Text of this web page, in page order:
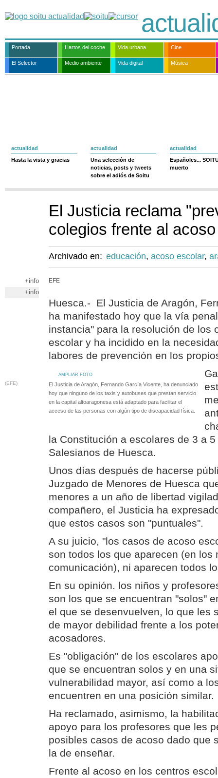
Portada Hartos del coche Vida urbana Cine
El Selector Medio ambiente Vida digital Música
actualidad
Hasta la vista y gracias
actualidad
Una selección de
noticias, posts y tweets
sobre el adiós de Soitu
actualidad
Españoles...
muerto
El Justicia reclama
colegios frente al
Archivado en: educación, acoso escolar,
+info
+info
EFE
Huesca.- El Justicia de Aragón,
ha manifestado hoy que la vía
instancia" para la resolución de los
escolar y ha incidido en la
labores de prevención en los
AMPLIAR FOTO
(EFE)
El Justicia de Aragón, Fernando García Vicente, ha denunciado
hoy que ninguno de los taxis y autobuses que prestan servicio
en la capital altoaragonesa está adaptado para facilitar el
acceso de las personas con algún tipo de discapacidad física.
la Constitución a escolares de 3 a
Salesianos de Huesca.
Unos días después de hacerse
Juzgado de Menores de Huesca
menores a un año de libertad
compañero, el Justicia ha
que estos casos son "puntuales".
A su juicio, "los casos de acoso
son todos los que aparecen (en los
comunicación), ni aparecen todos
En su opinión. los niños y
son los que se encuentran "solos"
el que se desenvuelven, lo que les
de mayor debilidad frente a los
acosadores.
Es "obligación" de los escolares
que se encuentran solos y en una
vulnerabilidad mayor, así como a
encuentren en una posición similar.
Ha reclamado, asimismo, la
apoyo para los profesores que les
posibles casos de acoso dado que
la de enseñar.
Frente al acoso en los centros